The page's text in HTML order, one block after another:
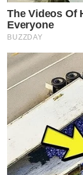
The Videos Of
Everyone
BUZZDAY